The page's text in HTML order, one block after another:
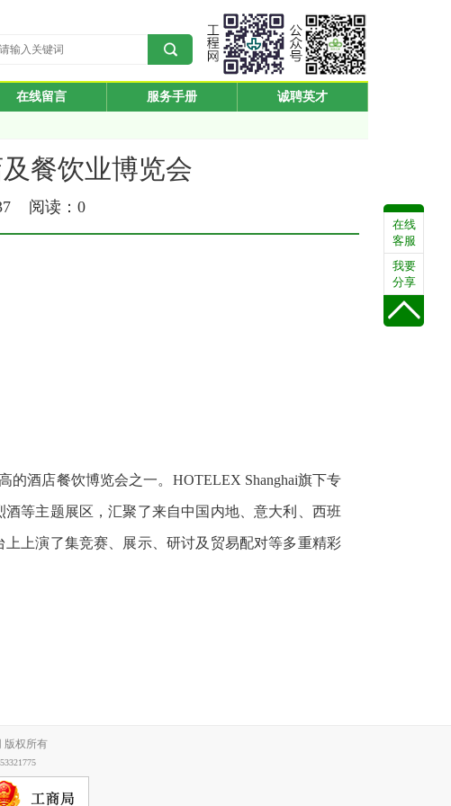
在线留言 服务手册 诚聘英才
餐饮业博览会
阅读： 0
的酒店餐饮博览会之一。HOTELEX Shanghai旗下专
等主题展区，汇聚了来自中国内地、意大利、西班
上演了集竞赛、展示、研讨及贸易配对等多重精彩
在线
客服
我要
分享
版权所有